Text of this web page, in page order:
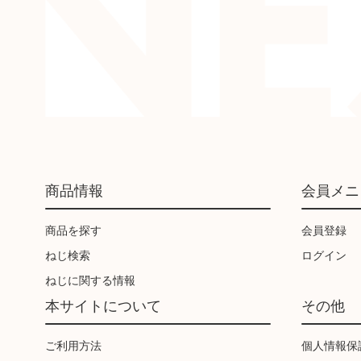
商品情報
商品を探す
ねじ検索
ねじに関する情報
会員メ
会員登録
ログイン
本サイトについて
ご利用方法
その他
個人情報保